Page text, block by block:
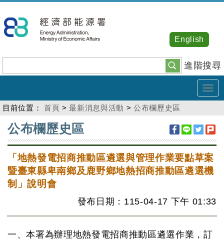
到
主
內
容
進階搜尋
English
目前位置： 首頁 >最新消息與活動 >公布欄歷史區
:::
公布欄歷史區
「地熱發電招商推動區遴選與管理作業要點草案
暨臺東縣卑南鄉及鹿野鄉地熱招商推動區遴選機
制」說明會
發布日期：115-04-17 下午 01:33
一、本署為辦理地熱發電招商推動區遴選作業，訂